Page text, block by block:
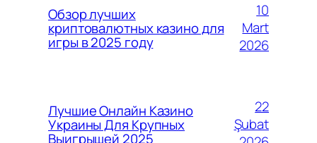
Обзор лучших
криптовалютных казино для
игры в 2025 году
10
Mart
2026
Лучшие Онлайн Казино
Украины Для Крупных
Выигрышей 2025
22
Şubat